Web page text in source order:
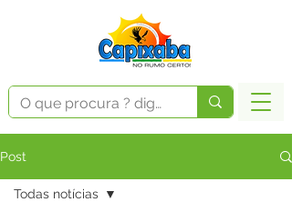
Post
Todas notícias